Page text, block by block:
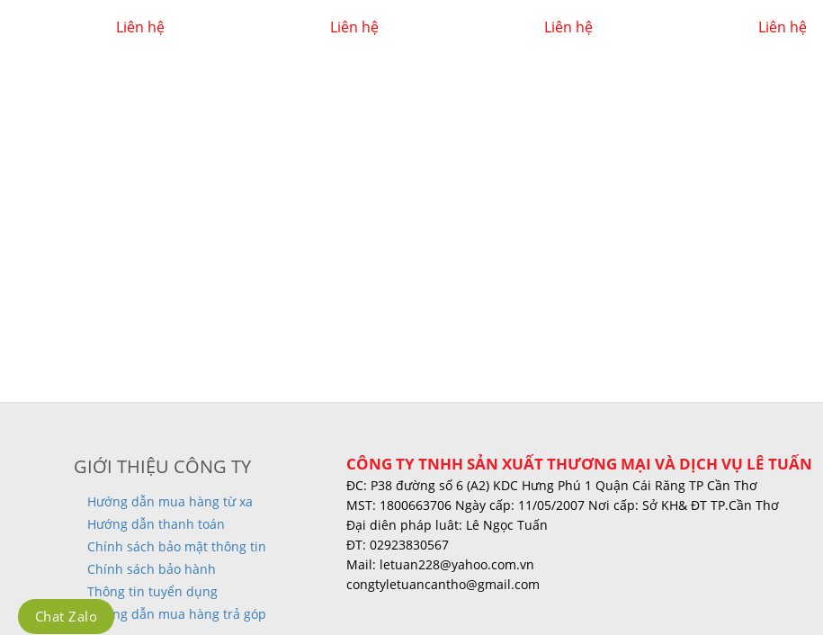
Liên hệ Liên hệ Liên hệ Liên hệ
GIỚI THIỆU CÔNG TY
Hướng dẫn mua hàng từ xa
Hướng dẫn thanh toán
Chính sách bảo mật thông tin
Chính sách bảo hành
Thông tin tuyển dụng
Hướng dẫn mua hàng trả góp
CÔNG TY TNHH SẢN XUẤT THƯƠNG MẠI VÀ DỊCH VỤ LÊ TUẤN
ĐC: P38 đường số 6 (A2) KDC Hưng Phú 1 Quận Cái Răng TP Cần Thơ
MST: 1800663706 Ngày cấp: 11/05/2007 Nơi cấp: Sở KH& ĐT TP.Cần Thơ
Đại diên pháp luât: Lê Ngọc Tuấn
ĐT: 02923830567
Mail: letuan228@yahoo.com.vn
congtyletuancantho@gmail.com
Chat Zalo